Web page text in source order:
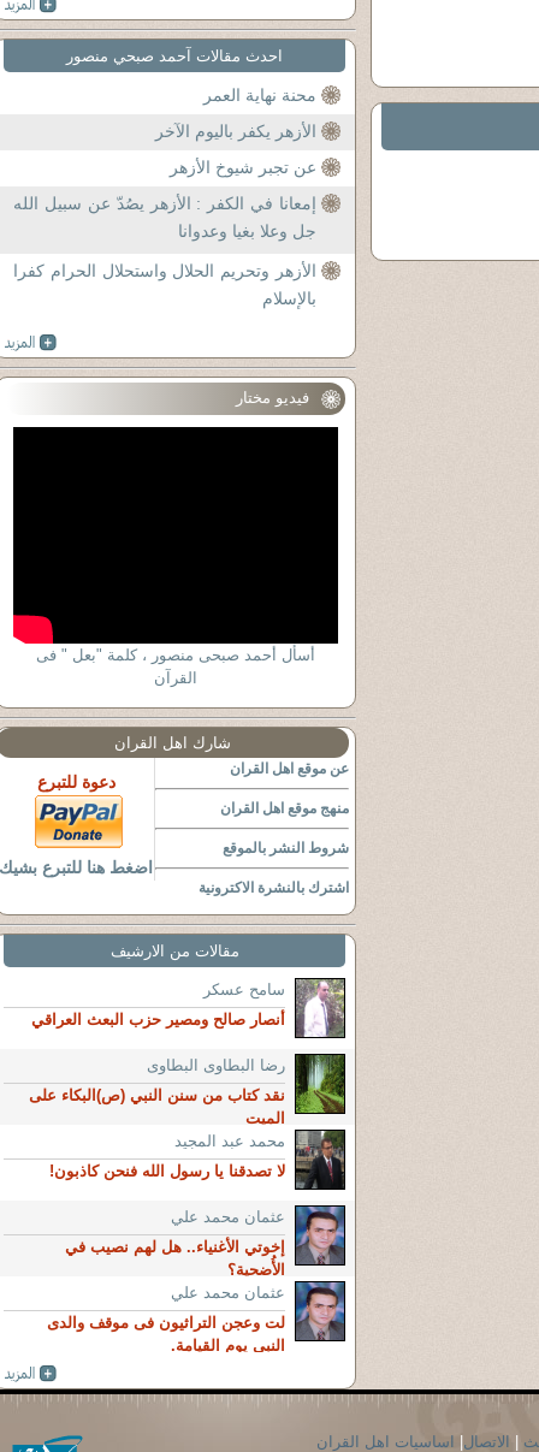
احدث مقالات آحمد صبحي منصور
محنة نهاية العمر
الأزهر يكفر باليوم الآخر
عن تجبر شيوخ الأزهر
إمعانا في الكفر : الأزهر يصُدّ عن سبيل الله
جل وعلا بغيا وعدوانا
الأزهر وتحريم الحلال واستحلال الحرام كفرا
بالإسلام
فيديو مختار
أسأل أحمد صبحى منصور ، كلمة "بعل " فى
القرآن
شارك اهل القران
عن موقع اهل القران
منهج موقع اهل القران
شروط النشر بالموقع
اشترك بالنشرة الاكترونية
دعوة للتبرع
اضغط هنا للتبرع بشيك
مقالات من الارشيف
سامح عسكر
أنصار صالح ومصير حزب البعث العراقي
رضا البطاوى البطاوى
نقد كتاب من سنن النبي (ص)البكاء على
الميت
محمد عبد المجيد
لا تصدقنا يا رسول الله فنحن كاذبون!
عثمان محمد علي
إخوتي الأغنياء.. هل لهم نصيب في
الأُضحية؟
عثمان محمد علي
لت وعجن التراثيون فى موقف والدى
النبى يوم القيامة.
الاتصال اساسيات اهل القران